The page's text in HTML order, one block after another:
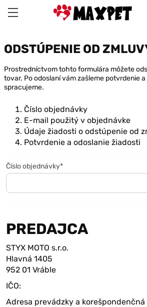
ODSTÚPENIE OD
Prostredníctvom tohto formulára môžete
tovar. Po odoslaní vám zašleme potvrdenie
spracujeme.
Číslo objednávky
E-mail použitý v objednávke
Údaje žiadosti o odstúpenie od
Potvrdenie a odoslanie žiadosti
Číslo objednávky*
PREDAJCA
STYX MOTO s.r.o.
Hlavná 1405
952 01 Vráble
IČO:
Adresa prevádzky a korešpondenčná